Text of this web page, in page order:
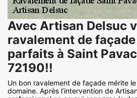
Avec Artisan Delsuc
ravalement de
parfaits à Saint
72190!!
Un bon ravalement de façade mérite
domaine. Après l’intervention de